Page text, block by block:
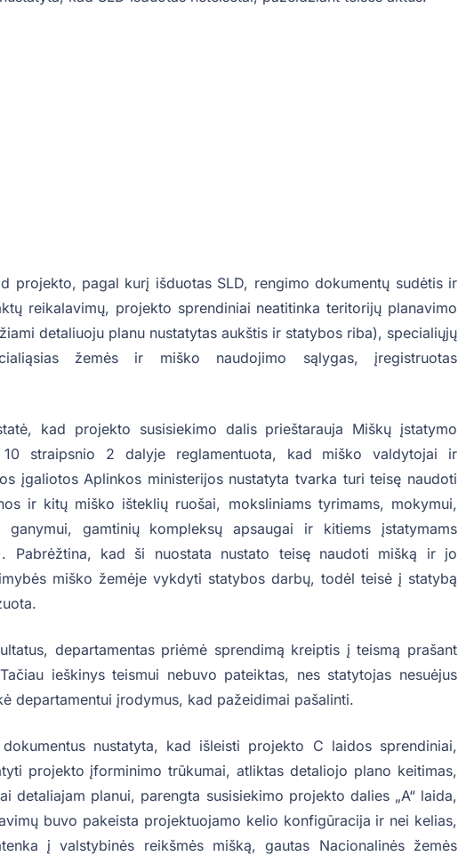
projekto, pagal kurį išduotas SLD, rengimo dokumentų sudėtis ir
reikalavimų, projekto sprendiniai neatitinka teritorijų planavimo
detaliuoju planu nustatytas aukštis ir statybos riba), specialiųjų
žemės ir miško naudojimo sąlygas, įregistruotas
kad projekto susisiekimo dalis prieštarauja Miškų įstatymo
10 straipsnio 2 dalyje reglamentuota, kad miško valdytojai ir
įgaliotos Aplinkos ministerijos nustatyta tvarka turi teisę naudoti
ir kitų miško išteklių ruošai, moksliniams tyrimams, mokymui,
ganymui, gamtinių kompleksų apsaugai ir kitiems įstatymams
Pabrėžtina, kad ši nuostata nustato teisę naudoti mišką ir jo
miško žemėje vykdyti statybos darbų, todėl teisė į statybą
departamentas priėmė sprendimą kreiptis į teismą prašant
ieškinys teismui nebuvo pateiktas, nes statytojas nesuėjus
departamentui įrodymus, kad pažeidimai pašalinti.
nustatyta, kad išleisti projekto C laidos sprendiniai,
projekto įforminimo trūkumai, atliktas detaliojo plano keitimas,
detaliajam planui, parengta susisiekimo projekto dalies „A“ laida,
buvo pakeista projektuojamo kelio konfigūracija ir nei kelias,
į valstybinės reikšmės mišką, gautas Nacionalinės žemės